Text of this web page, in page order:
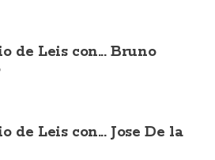
de Leis con... Bruno
de Leis con... Jose De la